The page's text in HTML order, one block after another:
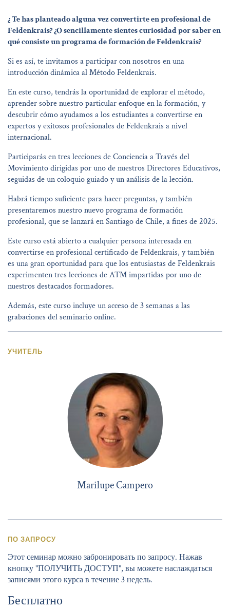
¿ Te has planteado alguna vez convertirte en profesional de
Feldenkrais? ¿O sencillamente sientes curiosidad por saber en
qué consiste un programa de formación de Feldenkrais?
Si es así, te invitamos a participar con nosotros en una
introducción dinámica al Método Feldenkrais.
En este curso, tendrás la oportunidad de explorar el método,
aprender sobre nuestro particular enfoque en la formación, y
descubrir cómo ayudamos a los estudiantes a convertirse en
expertos y exitosos profesionales de Feldenkrais a nivel
internacional.
Participarás en tres lecciones de Conciencia a Través del
Movimiento dirigidas por uno de nuestros Directores Educativos,
seguidas de un coloquio guiado y un análisis de la lección.
Habrá tiempo suficiente para hacer preguntas, y también
presentaremos nuestro nuevo programa de formación
profesional, que se lanzará en Santiago de Chile, a fines de 2025.
Este curso está abierto a cualquier persona interesada en
convertirse en profesional certificado de Feldenkrais, y también
es una gran oportunidad para que los entusiastas de Feldenkrais
experimenten tres lecciones de ATM impartidas por uno de
nuestros destacados formadores.
Además, este curso incluye un acceso de 3 semanas a las
grabaciones del seminario online.
УЧИТЕЛЬ
Marilupe Campero
ПО ЗАПРОСУ
Этот семинар можно забронировать по запросу. Нажав
кнопку "ПОЛУЧИТЬ ДОСТУП", вы можете наслаждаться
записями этого курса в течение 3 недель.
Бесплатно